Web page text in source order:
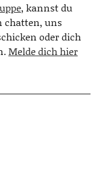
, kannst du
chatten, uns
oder dich
Melde dich hier